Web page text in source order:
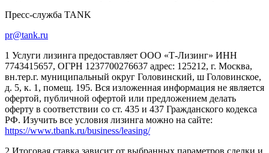
Пресс-служба TANK
pr@tank.ru
1 Услуги лизинга предоставляет ООО «Т-Лизинг» ИНН
7743415657, ОГРН 1237700276637 адрес: 125212, г. Москва,
вн.тер.г. муниципальный округ Головинский, ш Головинское,
д. 5, к. 1, помещ. 195. Вся изложенная информация не является
офертой, публичной офертой или предложением делать
оферту в соответствии со ст. 435 и 437 Гражданского кодекса
РФ. Изучить все условия лизинга можно на сайте:
https://www.tbank.ru/business/leasing/
2 Итоговая ставка зависит от выбранных параметров сделки и